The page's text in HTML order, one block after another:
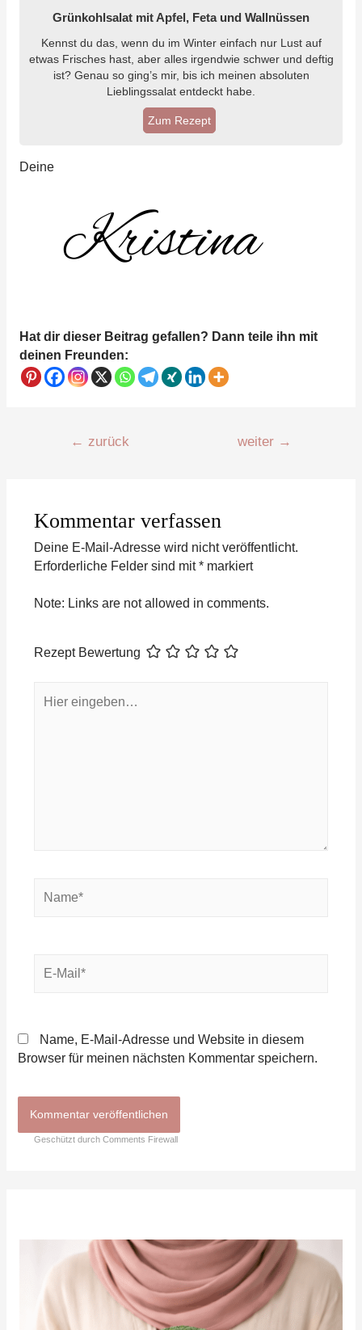
Grünkohlsalat mit Apfel, Feta und Wallnüssen
Kennst du das, wenn du im Winter einfach nur Lust auf
etwas Frisches hast, aber alles irgendwie schwer und deftig
ist? Genau so ging’s mir, bis ich meinen absoluten
Lieblingssalat entdeckt habe.
Zum Rezept
Deine
Hat dir dieser Beitrag gefallen? Dann teile ihn mit
deinen Freunden:
Beitragsnavigation
← zurück weiter →
Kommentar verfassen
Deine E-Mail-Adresse wird nicht veröffentlicht.
Erforderliche Felder sind mit*markiert
Note: Links are not allowed in comments.
Rezept Bewertung
eingeben…
Mail*
Name, E-Mail-Adresse und Website in diesem
Browser für meinen nächsten Kommentar speichern.
Geschützt durch Comments Firewall